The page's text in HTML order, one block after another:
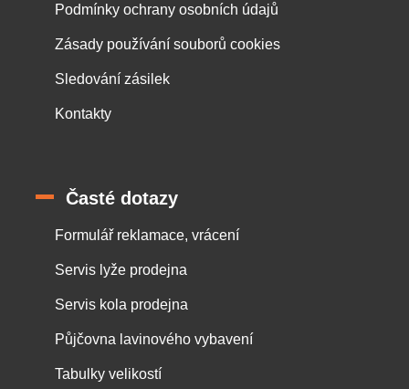
Podmínky ochrany osobních údajů
Zásady používání souborů cookies
Sledování zásilek
Kontakty
Časté dotazy
Formulář reklamace, vrácení
Servis lyže prodejna
Servis kola prodejna
Půjčovna lavinového vybavení
Tabulky velikostí